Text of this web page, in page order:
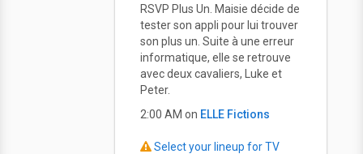
RSVP Plus Un. Maisie décide de
tester son appli pour lui trouver
son plus un. Suite à une erreur
informatique, elle se retrouve
avec deux cavaliers, Luke et
Peter.
2:00 AM on ELLE Fictions
Select your lineup for TV